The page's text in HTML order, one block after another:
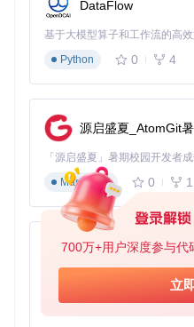
700万+用户深度参与代
立
小屏幕适配
显示器
二次开发资源
前端组件：
src/app/
控制器逻辑：src/server/
国际化配置：src/app/i18n/
结语：开启Web CNC
CNCjs通过Web技术与数控
专业用户提供了低成本、高
项目还是小型生产环境，都
机床控制。立即部署体验，
DataFlow
基于大模型算子和工作流的高
Python
0 4
源启盛夏_AtomGit
Markdown
0 1
py-xiaozhi
Python
0 1